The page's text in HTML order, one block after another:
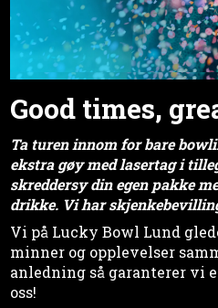
Good times,
Ta turen innom for bare
ekstra gøy med lasertag i
skreddersy din egen pakke
drikke. Vi har
Vi på Lucky Bowl Lund
minner og opplevelser
anledning så garanterer vi
oss!